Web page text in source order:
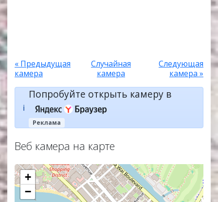
« Предыдущая
камера
Случайная
камера
Следующая
камера »
ℹ️
Попробуйте открыть камеру в
Реклама
Веб камера на карте
+
−